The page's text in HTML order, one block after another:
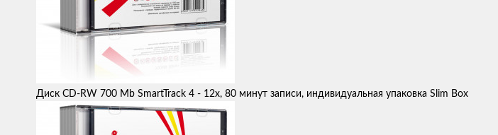
Диск CD-RW 700 Mb SmartTrack 4 - 12x, 80 минут записи, индивидуальная упаковка Slim Box